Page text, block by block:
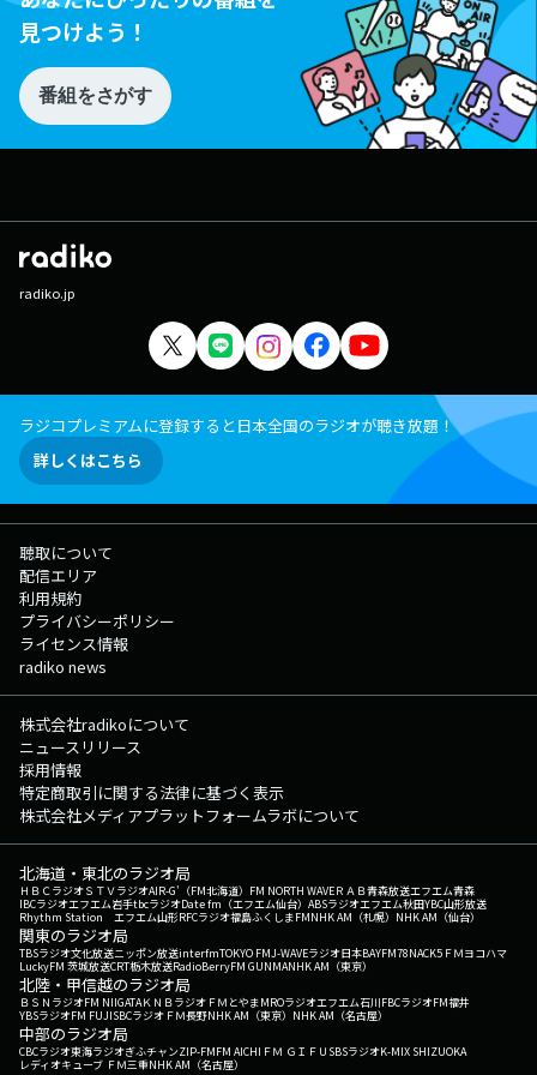
見つけよう！
番組をさがす
radiko.jp
ラジコプレミアムに登録すると日本全国のラジオが聴き放題！
詳しくはこちら
聴取について
配信エリア
利用規約
プライバシーポリシー
ライセンス情報
radiko news
株式会社radikoについて
ニュースリリース
採用情報
特定商取引に関する法律に基づく表示
株式会社メディアプラットフォームラボについて
北海道・東北のラジオ局
ＨＢＣラジオＳＴＶラジオAIR-G'（FM北海道） FM NORTH WAVEＲＡＢ青森放送エフエム青森
IBCラジオエフエム岩手tbcラジオDate fm（エフエム仙台） ABSラジオエフエム秋田YBC山形放送
Rhythm Station エフエム山形RFCラジオ福島ふくしまFMNHK AM（札幌） NHK AM（仙台）
関東のラジオ局
TBSラジオ文化放送ニッポン放送interfmTOKYO FMJ-WAVEラジオ日本BAYFM78NACK5 ＦＭヨコハマ
LuckyFM 茨城放送CRT栃木放送RadioBerryFM GUNMANHK AM（東京）
北陸・甲信越のラジオ局
ＢＳＮラジオFM NIIGATAＫＮＢラジオ ＦＭとやまMROラジオエフエム石川FBCラジオFM福井
YBSラジオFM FUJISBCラジオ ＦＭ長野NHK AM（東京） NHK AM（名古屋）
中部のラジオ局
CBCラジオ東海ラジオぎふチャンZIP-FMFM AICHI ＦＭ ＧＩＦＵ SBSラジオK-MIX SHIZUOKA
レディオキューブ ＦＭ三重NHK AM（名古屋）